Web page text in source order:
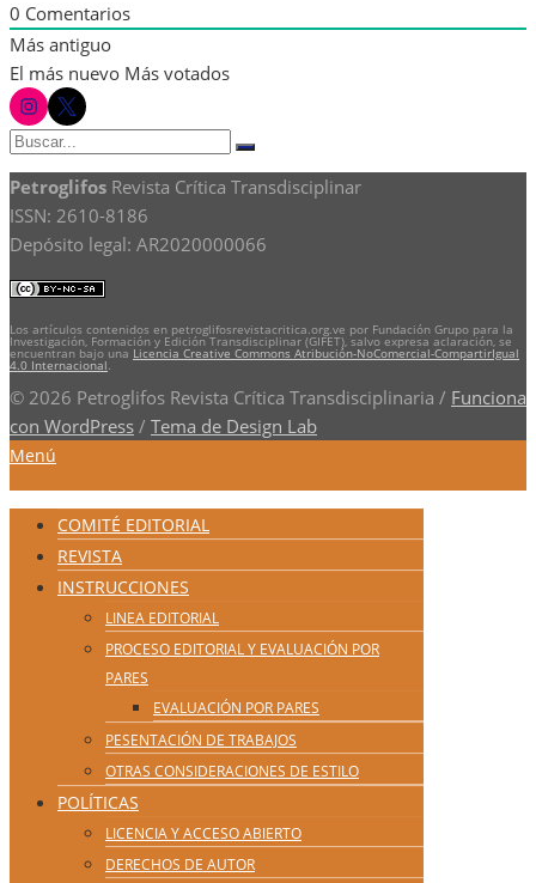
0 Comentarios
Más antiguo
El más nuevo Más votados
instagram
twitter
Buscar:
Buscar
Petroglifos Revista Crítica Transdisciplinar
ISSN: 2610-8186
Depósito legal: AR2020000066
Los artículos contenidos en petroglifosrevistacritica.org.ve por Fundación Grupo para la
Investigación, Formación y Edición Transdisciplinar (GIFET), salvo expresa aclaración, se
encuentran bajo una Licencia Creative Commons Atribución-NoComercial-CompartirIgual
4.0 Internacional.
© 2026 Petroglifos Revista Crítica Transdisciplinaria / Funciona
con WordPress / Tema de Design Lab
Menú
COMITÉ EDITORIAL
REVISTA
INSTRUCCIONES
LINEA EDITORIAL
PROCESO EDITORIAL Y EVALUACIÓN POR
PARES
EVALUACIÓN POR PARES
PESENTACIÓN DE TRABAJOS
OTRAS CONSIDERACIONES DE ESTILO
POLÍTICAS
LICENCIA Y ACCESO ABIERTO
DERECHOS DE AUTOR